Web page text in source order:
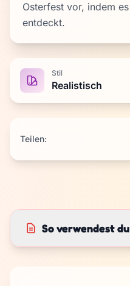
Osterfest vor, indem
entdeckt.
Stil
Realistisch
Teilen:
So verwendest